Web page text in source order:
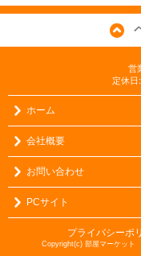
営
定休日
ホーム
会社概要
お問い合わせ
PCサイト
プライバシーポ
Copyright(c) 部屋マーケッ